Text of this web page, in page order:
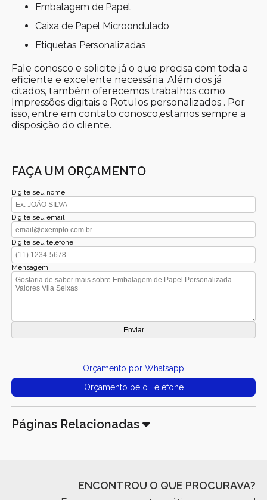
Embalagem de Papel
Caixa de Papel Microondulado
Etiquetas Personalizadas
Fale conosco e solicite já o que precisa com toda a
eficiente e excelente necessária. Além dos já
citados, também oferecemos trabalhos como
Impressões digitais e Rotulos personalizados . Por
isso, entre em contato conosco,estamos sempre a
disposição do cliente.
FAÇA UM ORÇAMENTO
Digite seu nome
Digite seu email
Digite seu telefone
Mensagem
Orçamento por Whatsapp
Orçamento pelo Telefone
Páginas Relacionadas
ENCONTROU O QUE PROCURAVA?